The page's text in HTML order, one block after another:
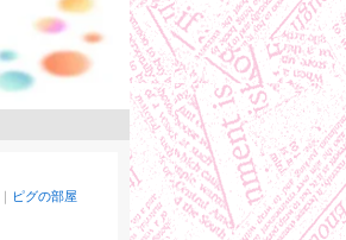
｜ ピグの部屋